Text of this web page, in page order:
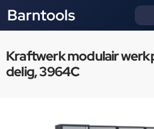
Barntools
Kraftwerk modulair
delig, 3964C